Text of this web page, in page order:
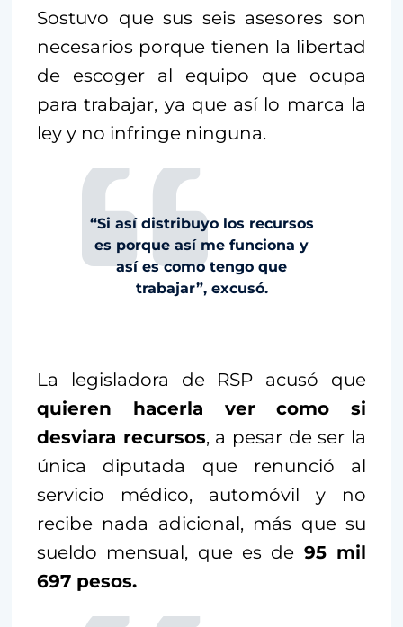
Sostuvo que sus seis asesores son
necesarios porque tienen la libertad
de escoger al equipo que ocupa
para trabajar, ya que así lo marca la
ley y no infringe ninguna.
“Si así distribuyo los recursos
es porque así me funciona y
así es como tengo que
trabajar”, excusó.
La legisladora de RSP acusó que
quieren hacerla ver como si
desviara recursos, a pesar de ser la
única diputada que renunció al
servicio médico, automóvil y no
recibe nada adicional, más que su
sueldo mensual, que es de 95 mil
697 pesos.